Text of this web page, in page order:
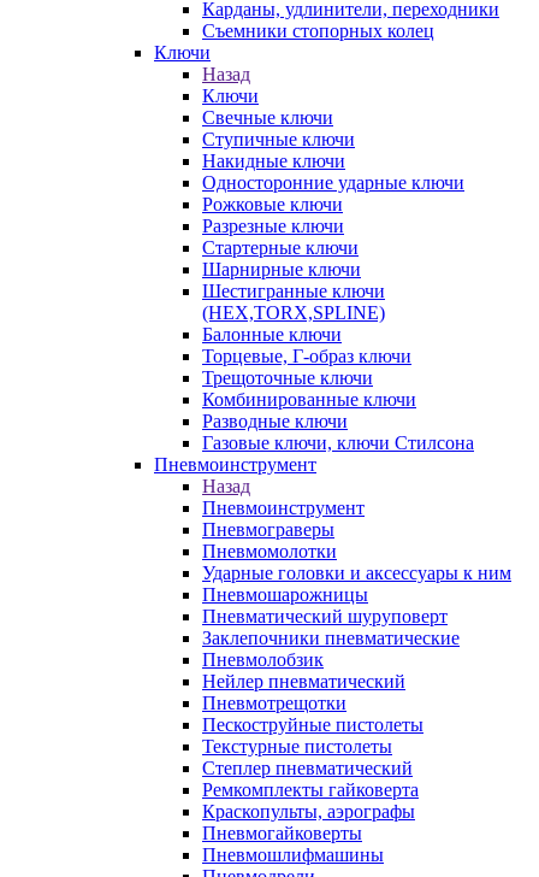
Карданы, удлинители, переходники
Съемники стопорных колец
Ключи
Назад
Ключи
Свечные ключи
Ступичные ключи
Накидные ключи
Односторонние ударные ключи
Рожковые ключи
Разрезные ключи
Стартерные ключи
Шарнирные ключи
Шестигранные ключи
(HEX,TORX,SPLINE)
Балонные ключи
Торцевые, Г-образ ключи
Трещоточные ключи
Комбинированные ключи
Разводные ключи
Газовые ключи, ключи Стилсона
Пневмоинструмент
Назад
Пневмоинструмент
Пневмограверы
Пневмомолотки
Ударные головки и аксессуары к ним
Пневмошарожницы
Пневматический шуруповерт
Заклепочники пневматические
Пневмолобзик
Нейлер пневматический
Пневмотрещотки
Пескоструйные пистолеты
Текстурные пистолеты
Степлер пневматический
Ремкомплекты гайковерта
Краскопульты, аэрографы
Пневмогайковерты
Пневмошлифмашины